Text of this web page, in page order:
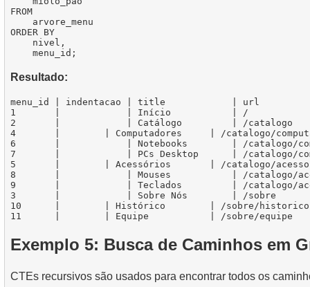
FROM
    arvore_menu
ORDER BY
    nivel,
Resultado:
menu_id | indentacao | title            | url
1       |            | Início           | /
2       |            | Catálogo         | /catalogo
4       |        | Computadores     | /catalogo/
6       |            | Notebooks        | /catalogo/
7       |            | PCs Desktop      | /catalogo/
5       |        | Acessórios       | /catalogo/
8       |            | Mouses           | /catalogo/
9       |            | Teclados         | /catalogo/
3       |            | Sobre Nós        | /sobre
10      |        | Histórico        | /sobre/historico
Exemplo 5: Busca de Caminhos em
CTEs recursivos são usados para encontrar todos os